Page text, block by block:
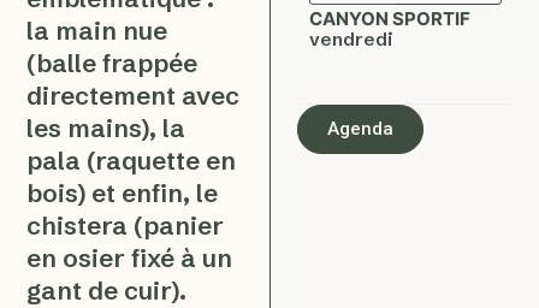
la main nue
(balle frappée
directement avec
les mains), la
pala (raquette en
bois) et enfin, le
chistera (panier
en osier fixé à un
gant de cuir).
CANYON SPORTIF
vendredi
Agenda